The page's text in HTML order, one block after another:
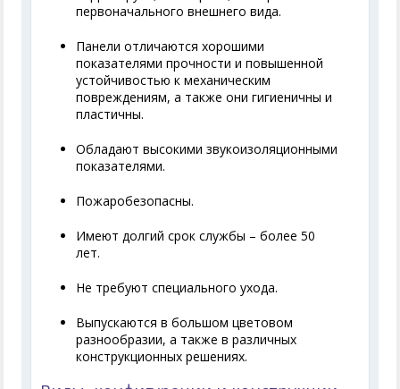
первоначального внешнего вида.
Панели отличаются хорошими
показателями прочности и повышенной
устойчивостью к механическим
повреждениям, а также они гигиеничны и
пластичны.
Обладают высокими звукоизоляционными
показателями.
Пожаробезопасны.
Имеют долгий срок службы – более 50
лет.
Не требуют специального ухода.
Выпускаются в большом цветовом
разнообразии, а также в различных
конструкционных решениях.